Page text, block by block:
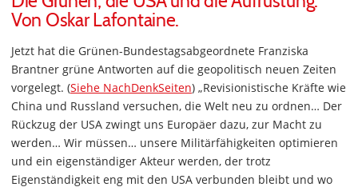
Von Oskar Lafontaine.
Jetzt hat die Grünen-Bundestagsabgeordnete Franziska
Brantner grüne Antworten auf die geopolitisch neuen Zeiten
vorgelegt. (Siehe NachDenkSeiten) „Revisionistische Kräfte wie
China und Russland versuchen, die Welt neu zu ordnen… Der
Rückzug der USA zwingt uns Europäer dazu, zur Macht zu
werden… Wir müssen… unsere Militärfähigkeiten optimieren
und ein eigenständiger Akteur werden, der trotz
Eigenständigkeit eng mit den USA verbunden bleibt und wo